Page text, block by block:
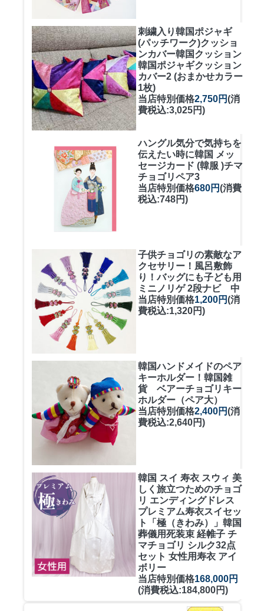
刺繍入り韓国ポジャギ
(パッチワーク)クッショ
ンカバー韓国クッション
韓国ポジャギクッション
カバー2 (おまかせカラー
1枚)
当店特別価格2,750円(消
費税込:3,025円)
ハングル気分で気持ちを
伝えたい時に韓国 メッ
セージカード (韓服 )チマ
チョゴリペア3
当店特別価格680円(消費
税込:748円)
子供チョゴリの素敵なア
クセサリー！風呂敷飾
り！バッグにも子ども用
ミニノリゲ 2段ナビ 中
当店特別価格1,200円(消
費税込:1,320円)
韓国ハンドメイドのペア
キーホルダー！ 韓国雑
貨 ベアーチョゴリキー
ホルダー（ペア大）
当店特別価格2,400円(消
費税込:2,640円)
韓国 スイ 寿衣 スウィ 美
しく旅立つためのチョゴ
リ エンディングドレス
プレミアム寿衣スイセッ
ト「極（きわみ）」韓国
葬儀用死装束 経帷子 チ
マチョゴリ シルク32点
セット 女性用寿衣 アイ
ボリー
当店特別価格168,000円
(消費税込:184,800円)